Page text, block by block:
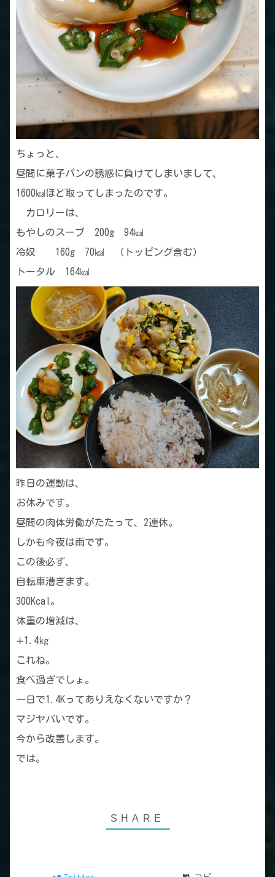
ちょっと、
昼間に菓子パンの誘惑に負けてしまいまして、
1600㎉ほど取ってしまったのです。
カロリーは、
もやしのスープ 200g 94㎉
冷奴 160g 70㎉ （トッピング含む）
トータル 164㎉
昨日の運動は、
お休みです。
昼間の肉体労働がたたって、2連休。
しかも今夜は雨です。
この後必ず、
自転車漕ぎます。
300Kcal。
体重の増減は、
∔1.4㎏
これね。
食べ過ぎでしょ。
一日で1.4Kってありえなくないですか？
マジヤバいです。
今から改善します。
では。